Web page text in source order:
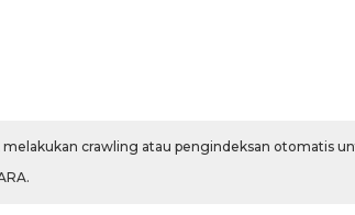
crawling atau pengindeksan otomatis